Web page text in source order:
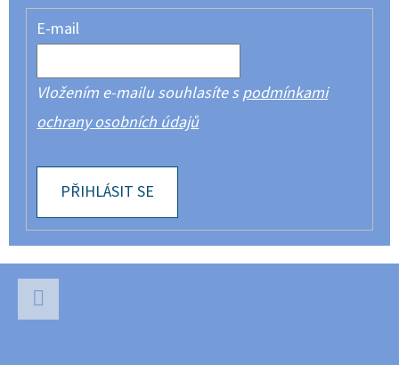
E-mail
Vložením e-mailu souhlasíte spodmínkami
ochrany osobních údajů
PŘIHLÁSIT SE